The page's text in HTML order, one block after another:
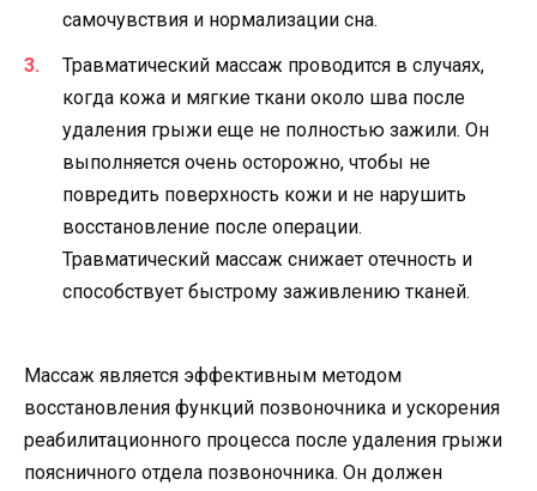
самочувствия и нормализации сна.
Травматический массаж проводится в случаях,
когда кожа и мягкие ткани около шва после
удаления грыжи еще не полностью зажили. Он
выполняется очень осторожно, чтобы не
повредить поверхность кожи и не нарушить
восстановление после операции.
Травматический массаж снижает отечность и
способствует быстрому заживлению тканей.
Массаж является эффективным методом
восстановления функций позвоночника и ускорения
реабилитационного процесса после удаления грыжи
поясничного отдела позвоночника. Он должен